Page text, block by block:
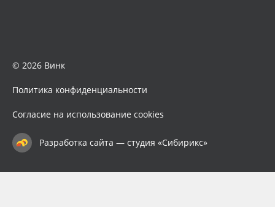
© 2026 Винк
Политика конфиденциальности
Согласие на использование cookies
Разработка сайта — студия «Сибирикс»